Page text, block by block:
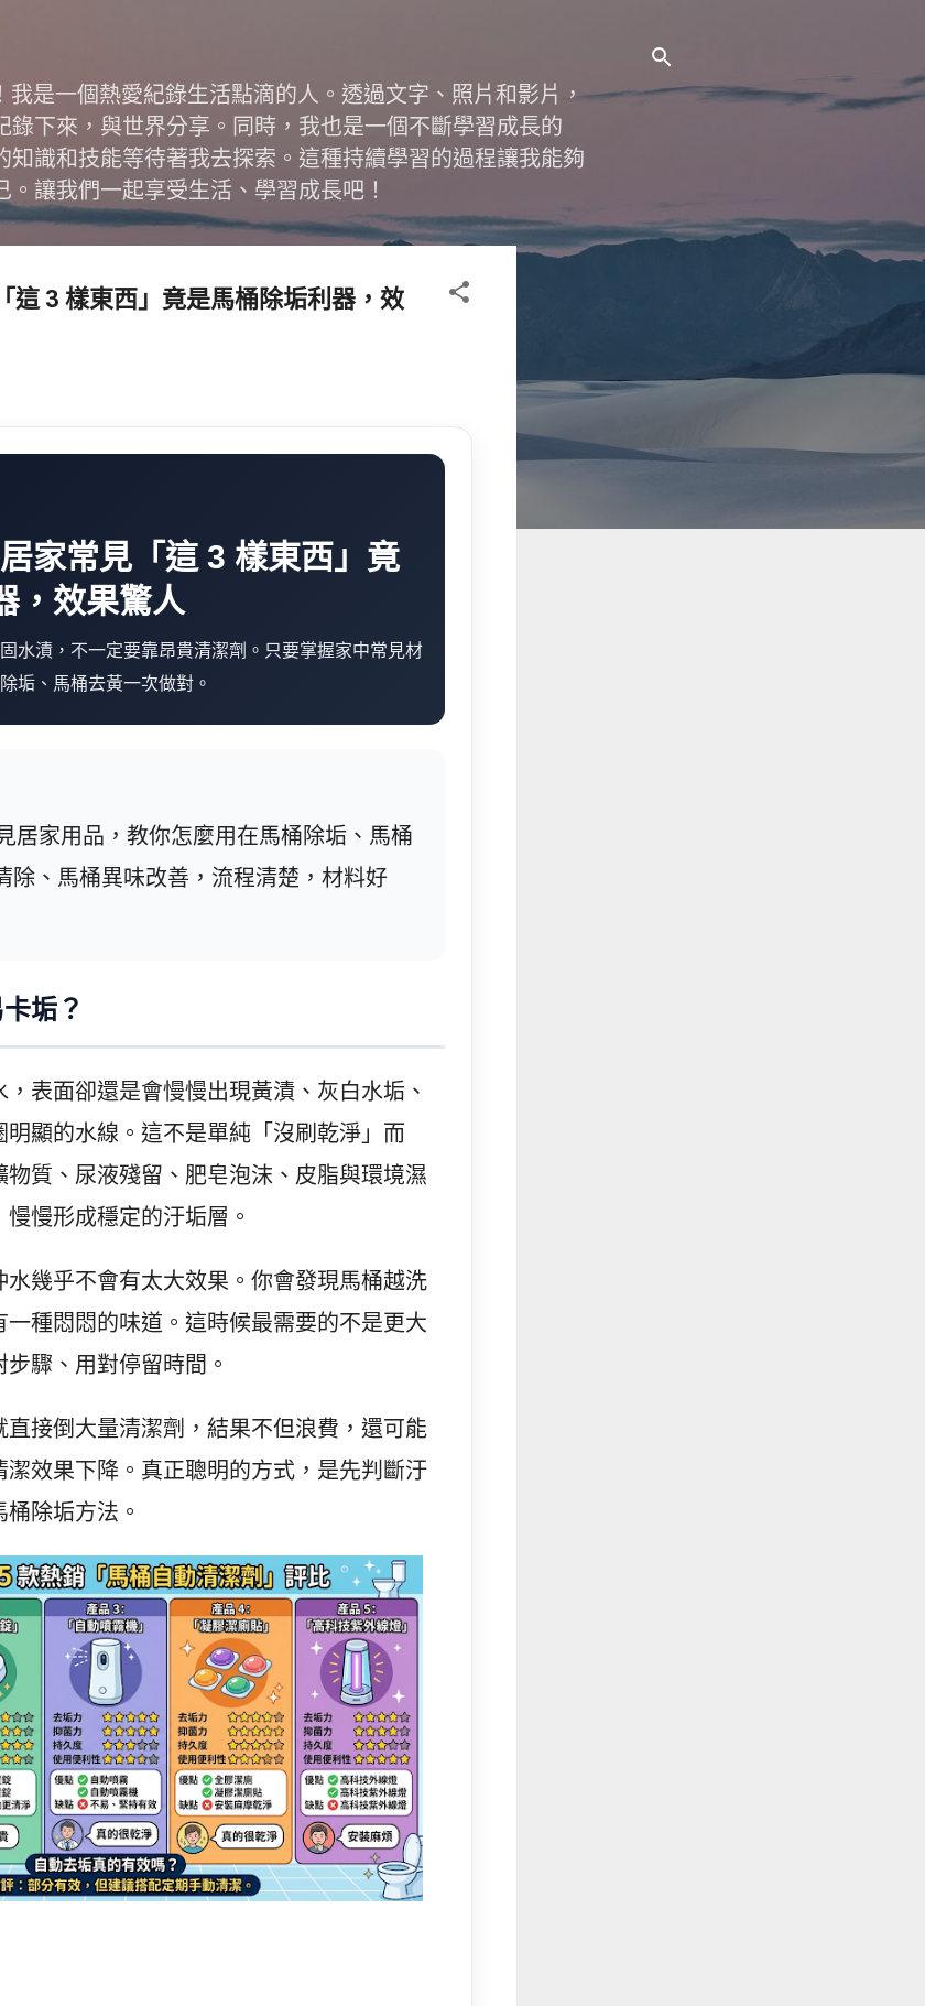
我是一個熱愛紀錄生活點滴的人。透過文字、照片和影片，
錄下來，與世界分享。同時，我也是一個不斷學習成長的
知識和技能等待著我去探索。這種持續學習的過程讓我能夠
讓我們一起享受生活、學習成長吧！
這 3 樣東西」竟是馬桶除垢利器，效
家常見「這 3 樣東西」竟
，效果驚人
水漬，不一定要靠昂貴清潔劑。只要掌握家中常見材
垢、馬桶去黃一次做對。
居家用品，教你怎麼用在馬桶除垢、馬桶
除、馬桶異味改善，流程清楚，材料好
垢？
表面卻還是會慢慢出現黃漬、灰白水垢、
顯的水線。這不是單純「沒刷乾淨」而
物質、尿液殘留、肥皂泡沫、皮脂與環境濕
慢形成穩定的汙垢層。
幾乎不會有太大效果。你會發現馬桶越洗
種悶悶的味道。這時候最需要的不是更大
驟、用對停留時間。
接倒大量清潔劑，結果不但浪費，還可能
潔效果下降。真正聰明的方式，是先判斷汙
除垢方法。